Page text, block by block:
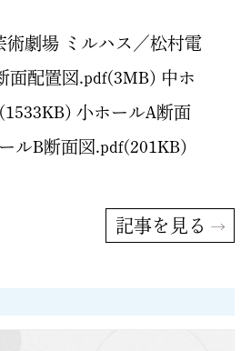
術劇場 ミルハス／松村電
面配置図.pdf(3MB) 中ホ
小ホールA断面
ルB断面図.pdf(201KB)
記事を見る